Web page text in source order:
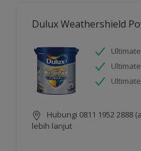
Dulux Weathershield
Hubungi 0811 1952 2888
lebih lanjut